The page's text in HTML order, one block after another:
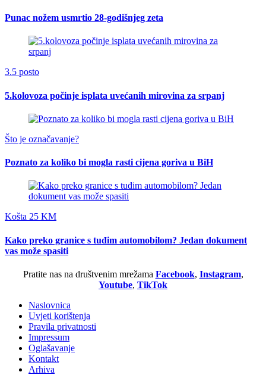
Punac nožem usmrtio 28-godišnjeg zeta
3.5 posto
5.kolovoza počinje isplata uvećanih mirovina za srpanj
Što je označavanje?
Poznato za koliko bi mogla rasti cijena goriva u BiH
Košta 25 KM
Kako preko granice s tuđim automobilom? Jedan dokument
vas može spasiti
Pratite nas na društvenim mrežama Facebook, Instagram,
Youtube, TikTok
Naslovnica
Uvjeti korištenja
Pravila privatnosti
Impressum
Oglašavanje
Kontakt
Arhiva